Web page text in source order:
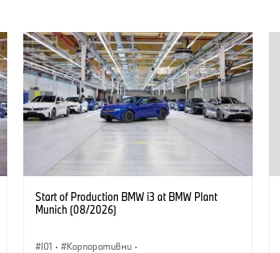
Start of Production BMW i3 at BMW Plant
Munich (08/2026)
I01 · Корпоративни ·